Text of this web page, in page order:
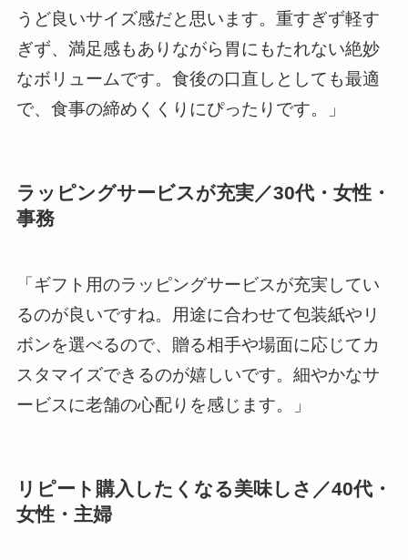
うど良いサイズ感だと思います。重すぎず軽す
ぎず、満足感もありながら胃にもたれない絶妙
なボリュームです。食後の口直しとしても最適
で、食事の締めくくりにぴったりです。」
ラッピングサービスが充実／30代・女性・
事務
「ギフト用のラッピングサービスが充実してい
るのが良いですね。用途に合わせて包装紙やリ
ボンを選べるので、贈る相手や場面に応じてカ
スタマイズできるのが嬉しいです。細やかなサ
ービスに老舗の心配りを感じます。」
リピート購入したくなる美味しさ／40代・
女性・主婦